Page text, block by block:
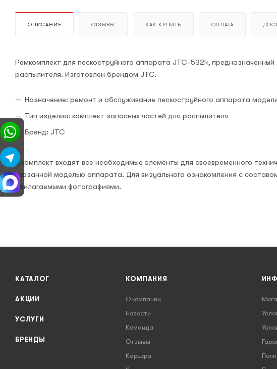
ОПИСАНИЕ ОТЗЫВЫ КАК КУПИТЬ ОПЛАТА
Ремкомплект для пескоструйного аппарата JTC-5324,
распылителя. Изготовлен брендом JTC.
Назначение: ремонт и обслуживание пескоструйного аппарата
Тип изделия: комплект запасных частей для распылителя
Бренд: JTC
В комплект входят все необходимые элементы для своевременного
указанной моделью аппарата. Для визуального ознакомления с
прилагаемыми фотографиями.
КАТАЛОГ
АКЦИИ
УСЛУГИ
БРЕНДЫ
КОМПАНИЯ
О компании
Новости
Команда
Отзывы
Карьера